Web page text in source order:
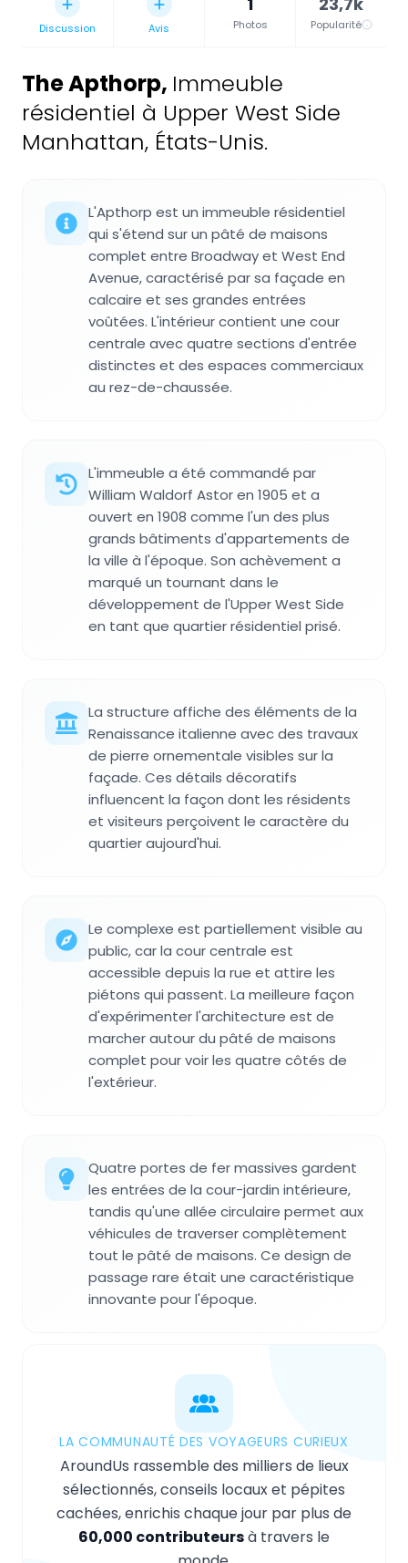
Discussion Avis Photos Popularité
The Apthorp, Immeuble
résidentiel à Upper West Side
Manhattan, États-Unis.
L'Apthorp est un immeuble résidentiel
qui s'étend sur un pâté de maisons
complet entre Broadway et West End
Avenue, caractérisé par sa façade en
calcaire et ses grandes entrées
voûtées. L'intérieur contient une cour
centrale avec quatre sections d'entrée
distinctes et des espaces commerciaux
au rez-de-chaussée.
L'immeuble a été commandé par
William Waldorf Astor en 1905 et a
ouvert en 1908 comme l'un des plus
grands bâtiments d'appartements de
la ville à l'époque. Son achèvement a
marqué un tournant dans le
développement de l'Upper West Side
en tant que quartier résidentiel prisé.
La structure affiche des éléments de la
Renaissance italienne avec des travaux
de pierre ornementale visibles sur la
façade. Ces détails décoratifs
influencent la façon dont les résidents
et visiteurs perçoivent le caractère du
quartier aujourd'hui.
Le complexe est partiellement visible au
public, car la cour centrale est
accessible depuis la rue et attire les
piétons qui passent. La meilleure façon
d'expérimenter l'architecture est de
marcher autour du pâté de maisons
complet pour voir les quatre côtés de
l'extérieur.
Quatre portes de fer massives gardent
les entrées de la cour-jardin intérieure,
tandis qu'une allée circulaire permet aux
véhicules de traverser complètement
tout le pâté de maisons. Ce design de
passage rare était une caractéristique
innovante pour l'époque.
LA COMMUNAUTÉ DES VOYAGEURS CURIEUX
AroundUs rassemble des milliers de lieux
sélectionnés, conseils locaux et pépites
cachées, enrichis chaque jour par plus de
60,000 contributeursà travers le